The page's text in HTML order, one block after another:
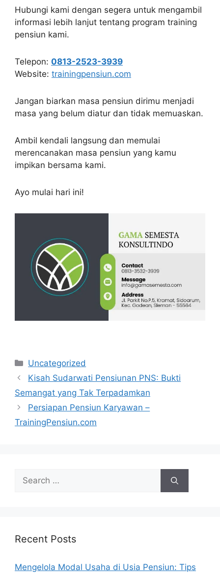
Hubungi kami dengan segera untuk mengambil
informasi lebih lanjut tentang program training
pensiun kami.
Telepon: 0813-2523-3939
Website: trainingpensiun.com
Jangan biarkan masa pensiun dirimu menjadi
masa yang belum diatur dan tidak memuaskan.
Ambil kendali langsung dan memulai
merencanakan masa pensiun yang kamu
impikan bersama kami.
Ayo mulai hari ini!
Categories
Uncategorized
Kisah Sudarwati Pensiunan PNS: Bukti
Semangat yang Tak Terpadamkan
Persiapan Pensiun Karyawan –
TrainingPensiun.com
Search
for:
Recent Posts
Mengelola Modal Usaha di Usia Pensiun: Tips